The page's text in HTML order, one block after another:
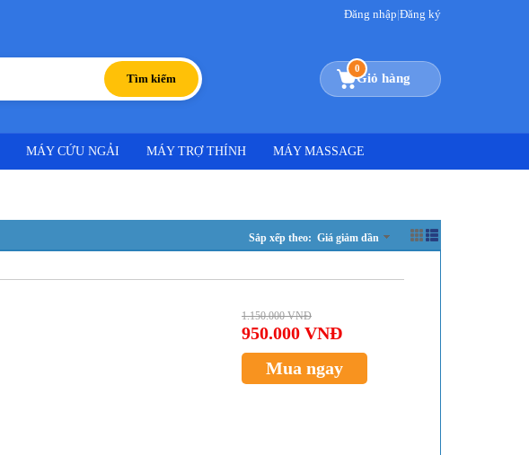
Đăng nhập|Đăng ký
Tìm kiếm
0
Giỏ hàng
MÁY CỨU NGẢI MÁY TRỢ THÍNH MÁY MASSAGE
Sắp xếp theo: Giá giảm dần
1.150.000 VNĐ
950.000 VNĐ
Mua ngay